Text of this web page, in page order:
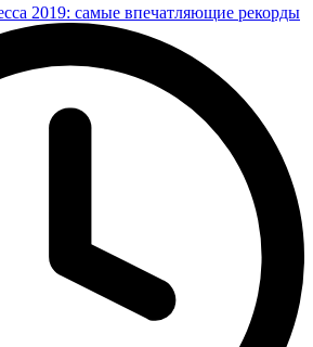
2019: самые впечатляющие рекорды